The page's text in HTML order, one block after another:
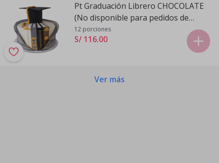
Pt Graduación Librero CHOCOLATE
(No disponible para pedidos de
Sábado para Domingo)
12 porciones
S/ 116.00
Ver más